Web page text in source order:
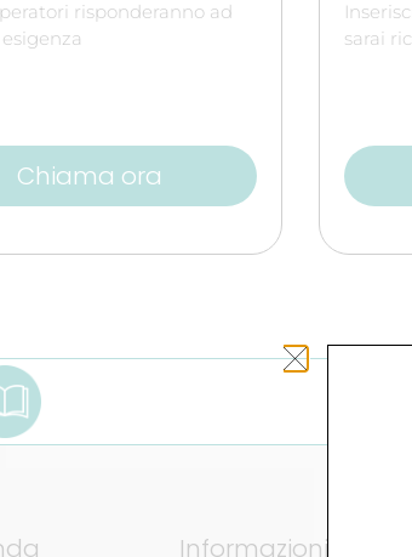
risponderanno ad
Chiama ora
sarai
Informazioni